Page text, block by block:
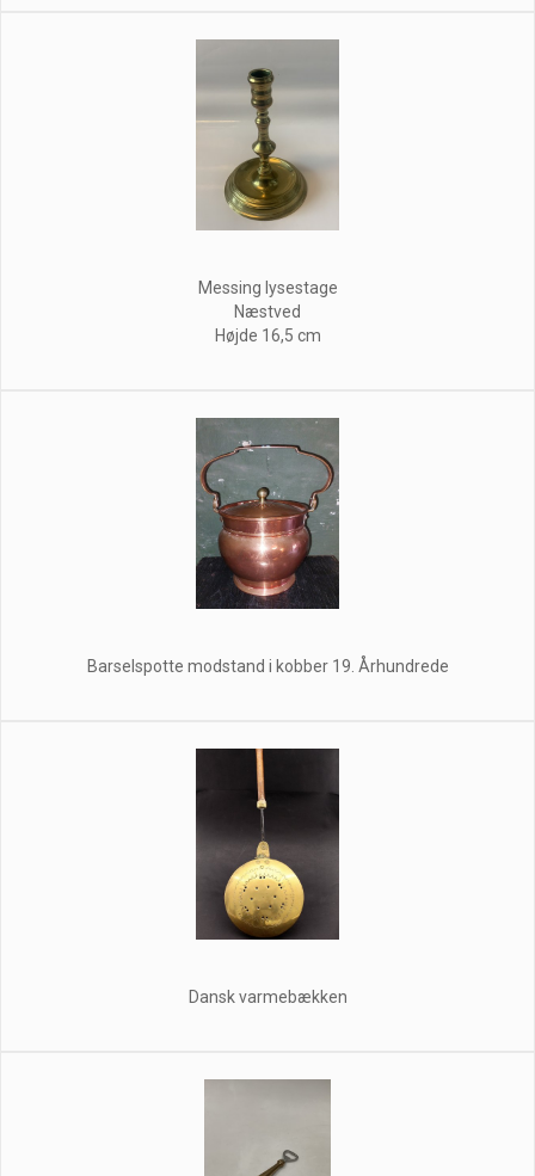
Messing lysestage
Næstved
Højde 16,5 cm
Barselspotte modstand i kobber 19. Århundrede
Dansk varmebækken